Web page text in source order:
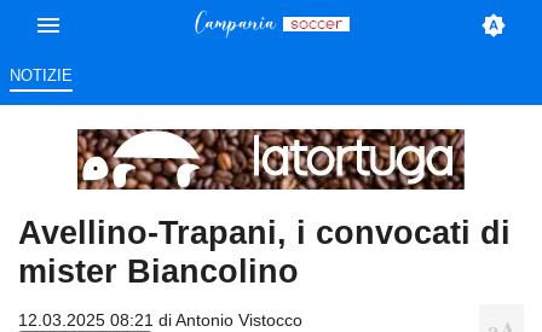
NOTIZIE
Avellino-Trapani, i convocati di
mister Biancolino
12.03.2025 08:21 diAntonio Vistocco